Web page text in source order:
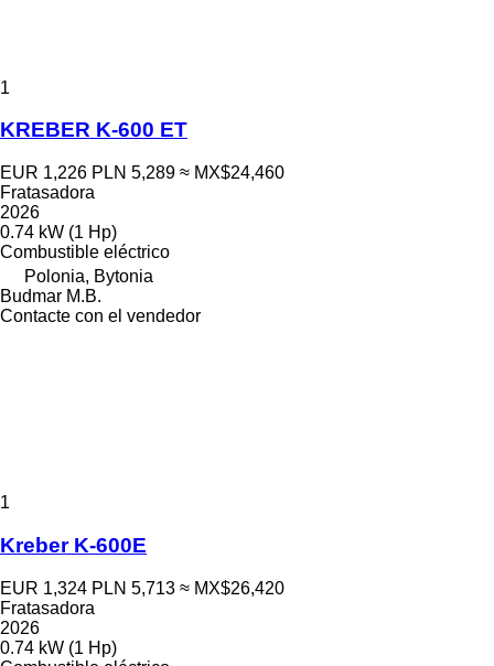
1
KREBER K-600 ET
EUR 1,226 PLN 5,289 ≈ MX$24,460
Fratasadora
2026
0.74 kW (1 Hp)
Combustible eléctrico
Polonia, Bytonia
Budmar M.B.
Contacte con el vendedor
1
Kreber K-600E
EUR 1,324 PLN 5,713 ≈ MX$26,420
Fratasadora
2026
0.74 kW (1 Hp)